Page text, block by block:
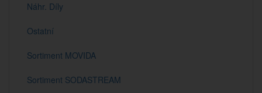
Náhr. Díly
Ostatní
Sortiment MOVIDA
Sortiment SODASTREAM